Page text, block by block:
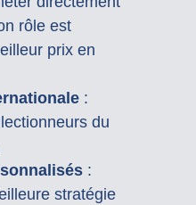
rôle est
prix en
:
du
:
stratégie